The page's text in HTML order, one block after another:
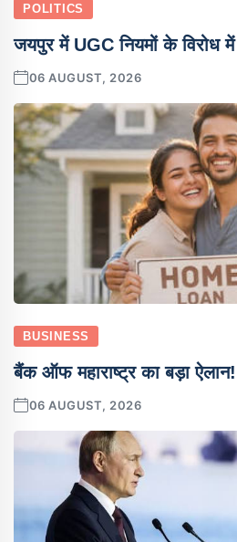
POLITICS
जयपुर में UGC नियमों के विरोध
06 AUGUST, 2026
BUSINESS
बैंक ऑफ महाराष्ट्र का बड़ा
06 AUGUST, 2026